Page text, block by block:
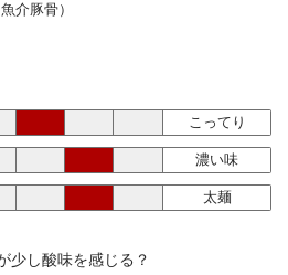
介豚骨）
こってり
濃い味
太麺
少し酸味を感じる？